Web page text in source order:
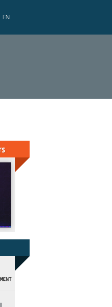
EN